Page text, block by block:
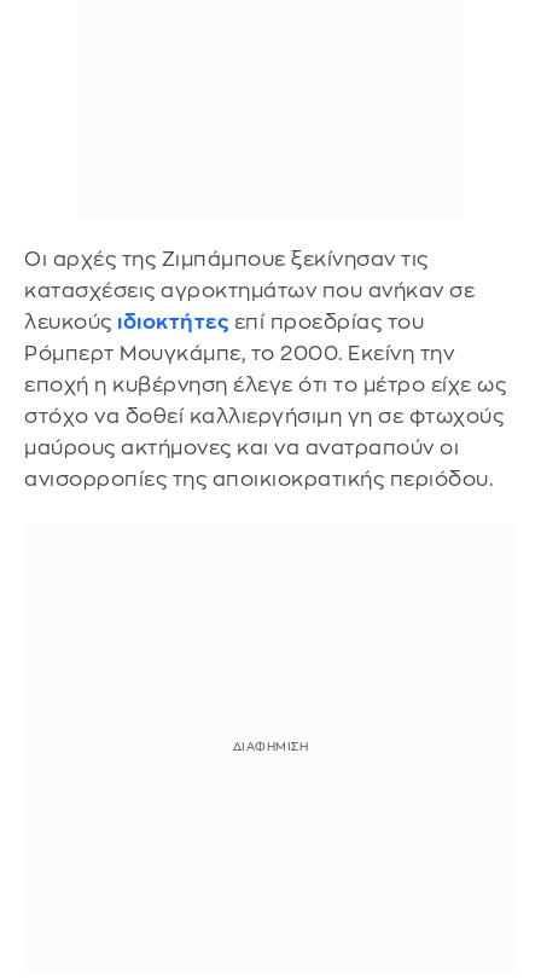
Οι αρχές της Ζιμπάμπουε ξεκίνησαν τις
κατασχέσεις αγροκτημάτων που ανήκαν σε
λευκούς ιδιοκτήτες επί προεδρίας του
Ρόμπερτ Μουγκάμπε, το 2000. Εκείνη την
εποχή η κυβέρνηση έλεγε ότι το μέτρο είχε ως
στόχο να δοθεί καλλιεργήσιμη γη σε φτωχούς
μαύρους ακτήμονες και να ανατραπούν οι
ανισορροπίες της αποικιοκρατικής περιόδου.